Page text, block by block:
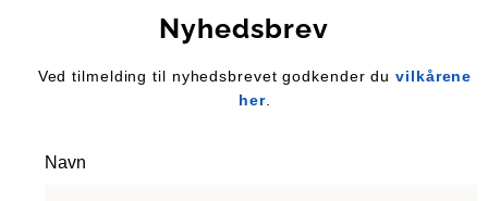
Nyhedsbrev
Ved tilmelding til nyhedsbrevet godkender duvilkårene
her.
Navn